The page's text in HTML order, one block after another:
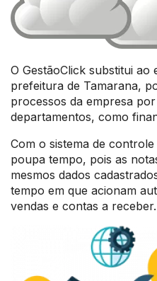
O GestãoClick substitui ao
prefeitura de Tamarana,
processos da empresa
departamentos, como
Com o sistema de
poupa tempo, pois as
mesmos dados
tempo em que acionam
vendas e contas a receber.